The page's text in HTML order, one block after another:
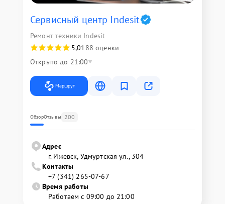
Сервисный центр Indesit
Ремонт техники Indesit
5,0188 оценки
Открыто до 21:00
Маршрут
ОбзорОтзывы 200
Адрес
г. Ижевск, Удмуртская ул., 304
Контакты
+7 (341) 265-07-67
Время работы
Работаем с 09:00 до 21:00